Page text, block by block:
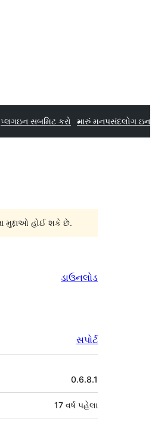
પ્લગઇન સબમિટ કરો મારું મનપસંદલોગ ઇન
મુદ્દાઓ હોઈ શકે છે.
ડાઉનલોડ
સપોર્ટ
0.6.8.1
17 વર્ષપહેલા